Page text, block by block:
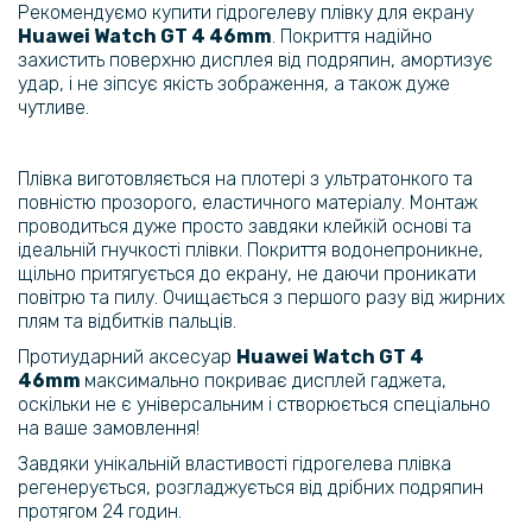
Чохол-накладка Armor Case with Card Slot для Samsung Galaxy S21
FE
Протиударна гідрогелева плівка Hydrogel Film для Xiaomi Redmi
Note 13 Pro Plus 5g, Transparent
169 грн
199 грн
Чохол із захисним склом Protective Cover with Glass для Huawei
99 грн
Захисне скло Tempered Glass Full Cover для смартгодинників
Huawei Watch GT 4 46mm, Black
Рекомендуємо купити гідрогелеву плівку для екрану
Huawei Watch GT 4 46mm. Покриття надійно
захистить поверхню дисплея від подряпин, амортизує
удар, і не зіпсує якість зображення, а також дуже
чутливе.
Плівка виготовляється на плотері з ультратонкого та
повністю прозорого, еластичного матеріалу. Монтаж
проводиться дуже просто завдяки клейкій основі та
ідеальній гнучкості плівки. Покриття водонепроникне,
щільно притягується до екрану, не даючи проникати
повітрю та пилу. Очищається з першого разу від жирних
плям та відбитків пальців.
Протиударний аксесуар Huawei Watch GT 4
46mm максимально покриває дисплей гаджета,
оскільки не є універсальним і створюється спеціально
на ваше замовлення!
Завдяки унікальній властивості гідрогелева плівка
регенерується, розгладжується від дрібних подряпин
протягом 24 годин.